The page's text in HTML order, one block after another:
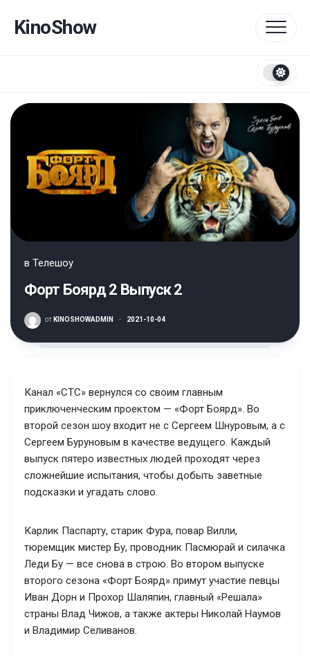
содержанию
KinoShow
в Телешоу
Форт Боярд 2 Выпуск 2
от KINOSHOWADMIN · 2021-10-04
Канал «СТС» вернулся со своим главным
приключенческим проектом — «Форт Боярд». Во
второй сезон шоу входит не с Сергеем Шнуровым, а с
Сергеем Буруновым в качестве ведущего. Каждый
выпуск пятеро известных людей проходят через
сложнейшие испытания, чтобы добыть заветные
подсказки и угадать слово.
Карлик Паспарту, старик Фура, повар Вилли,
тюремщик мистер Бу, проводник Пасмюрай и силачка
Леди Бу — все снова в строю. Во втором выпуске
второго сезона «Форт Боярд» примут участие певцы
Иван Дорн и Прохор Шаляпин, главный «Решала»
страны Влад Чижов, а также актеры Николай Наумов
и Владимир Селиванов.